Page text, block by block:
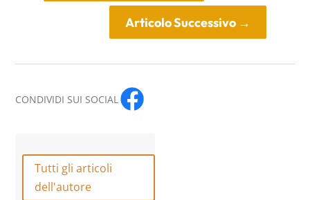
Articolo Successivo→
CONDIVIDI SUI SOCIAL
Tutti gli articoli
dell'autore